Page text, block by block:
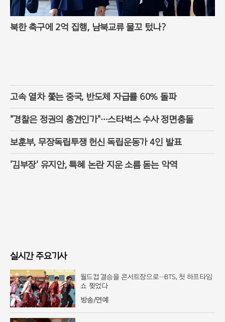
북한 축구에 2억 집행, 남북교류 물꼬 텄나?
고속 열차 쫓는 중국, 반도체 자급률 60% 돌파
"경찰은 정권의 충견인가"…스타벅스 수사 정면충돌
보훈부, 무장독립투쟁 헌신 독립운동가 4인 발표
'김부장' 유지안, 특혜 논란 지운 소름 돋는 악역
실시간 주요기사
월드컵 결승을 콘서트장으로…BTS, 첫 하프타임
쇼 찢었다
방송/연예